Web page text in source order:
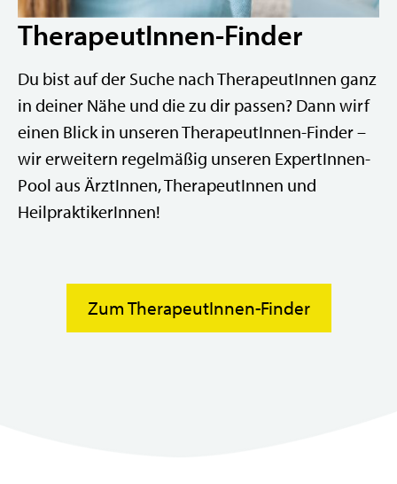
TherapeutInnen-Finder
Du bist auf der Suche nach TherapeutInnen ganz
in deiner Nähe und die zu dir passen? Dann wirf
einen Blick in unseren TherapeutInnen-Finder –
wir erweitern regelmäßig unseren ExpertInnen-
Pool aus ÄrztInnen, TherapeutInnen und
HeilpraktikerInnen!
Zum TherapeutInnen-Finder